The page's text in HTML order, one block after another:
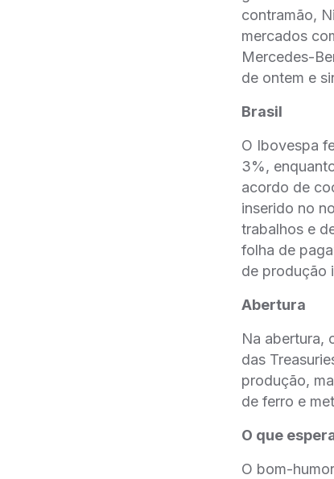
contramão,
mercados
Mercedes-
de ontem e
Brasil
O Ibovespa
3%,
acordo de
inserido no
trabalhos e
folha de
de produção
Abertura
Na abertura,
das
produção,
de ferro e
O que
O bom-